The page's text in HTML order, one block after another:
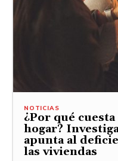
NOTICIAS
¿Por qué
hogar?
apunta al
las viviendas